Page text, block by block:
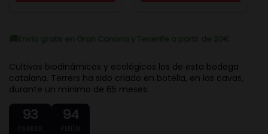
Cultivos biodinámicos y ecológicos los de esta bodega
catalana. Terrers ha sido criado en botella, en las cavas,
durante un mínimo de 65 meses.
93 94